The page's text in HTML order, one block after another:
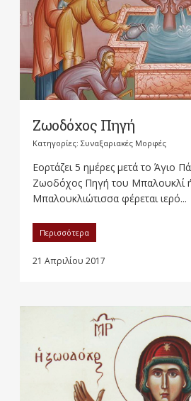
Ζωοδόχος Πηγή
Κατηγορίες: Συναξαριακές Μορφές
Εορτάζει 5 ημέρες μετά το Άγιο
Ζωοδόχος Πηγή του Μπαλουκλί
Μπαλουκλιώτισσα φέρεται ιερό...
Περισσότερα
21 Απριλίου 2017